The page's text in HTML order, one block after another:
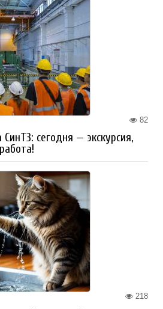
82
сегодня — экскурсия,
218